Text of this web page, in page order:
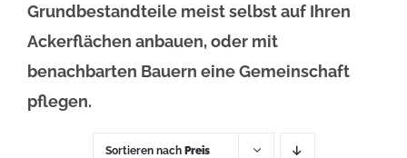
Grundbestandteile meist selbst auf Ihren
Ackerflächen anbauen, oder mit
benachbarten Bauern eine Gemeinschaft
pflegen.
Sortieren nach Preis